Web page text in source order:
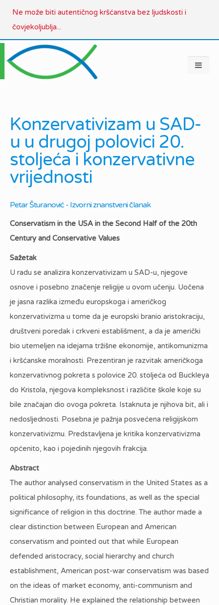
Ne može biti autentičnog kršćanstva bez ljudskosti i
čovjekoljublja...
Konzervativizam u SAD-
u u drugoj polovici 20.
stoljeća i konzervativne
vrijednosti
Petar Šturanović - Izvorni znanstveni članak
Conservatism in the USA in the Second Half of the 20th
Century and Conservative Values
Sažetak
U radu se analizira konzervativizam u SAD-u, njegove
osnove i posebno značenje religije u ovom učenju. Uočena
je jasna razlika između europskoga i američkog
konzervativizma u tome da je europski branio aristokraciju,
društveni poredak i crkveni establišment, a da je američki
bio utemeljen na idejama tržišne ekonomije, antikomunizma
i kršćanske moralnosti. Prezentiran je razvitak američkoga
konzervativnog pokreta s polovice 20. stoljeća od Buckleya
do Kristola, njegova kompleksnost i različite škole koje su
bile značajan dio ovoga pokreta. Istaknuta je njihova bit, ali i
nedosljednosti. Posebna je pažnja posvećena religijskom
konzervativizmu. Predstavljena je kritika konzervativizma
općenito, kao i pojedinih njegovih frakcija.
Abstract
The author analysed conservatism in the United States as a
political philosophy, its foundations, as well as the special
significance of religion in this doctrine. The author made a
clear distinction between European and American
conservatism and pointed out that while European
defended aristocracy, social hierarchy and church
establishment, American post-war conservatism was based
on the ideas of market economy, anti-communism and
Christian morality. He explained the relationship between